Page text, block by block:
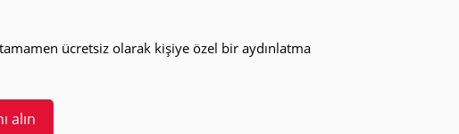
ücretsiz olarak kişiye özel bir aydınlatma
alın